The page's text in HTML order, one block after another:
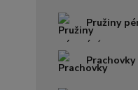
Pružiny
Prachovky